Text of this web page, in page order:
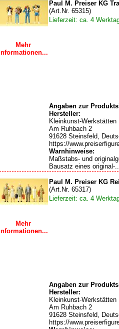
Mehr
Informationen...
Paul M. Preiser KG
(Art.Nr. 65315)
Lieferzeit: ca. 4
Angaben zur
Hersteller:
Kleinkunst-
Am Ruhbach 2
91628 Steinsfeld,
https://
Warnhinweise:
Maßstabs- und
Bausatz eines original-
Mehr
Informationen...
Paul M. Preiser KG
(Art.Nr. 65317)
Lieferzeit: ca. 4
Angaben zur
Hersteller:
Kleinkunst-
Am Ruhbach 2
91628 Steinsfeld,
https://